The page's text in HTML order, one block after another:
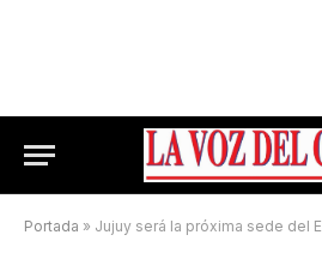
Portada » Jujuy será la próxima sede del Encuentro